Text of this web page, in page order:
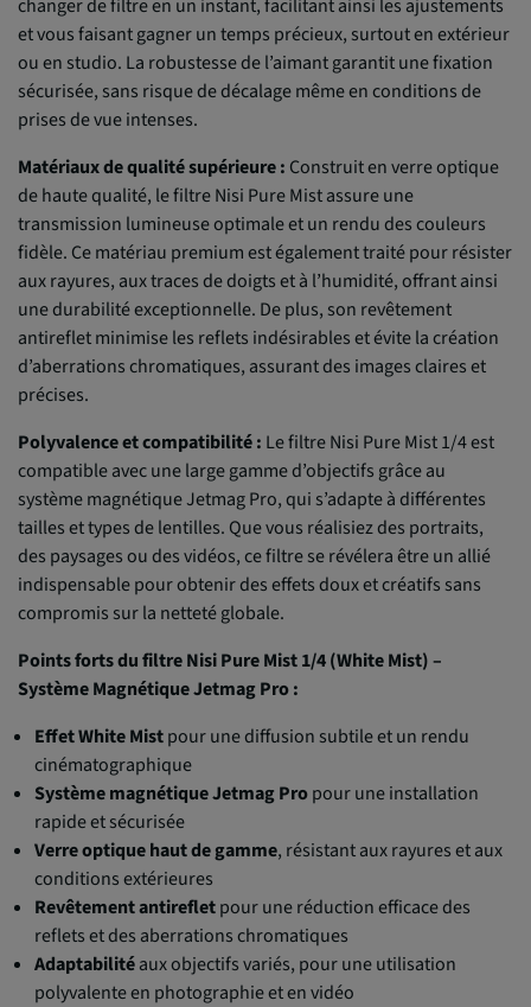
changer de filtre en un instant, facilitant ainsi les ajustements
et vous faisant gagner un temps précieux, surtout en extérieur
ou en studio. La robustesse de l’aimant garantit une fixation
sécurisée, sans risque de décalage même en conditions de
prises de vue intenses.
Matériaux de qualité supérieure : Construit en verre optique
de haute qualité, le filtre Nisi Pure Mist assure une
transmission lumineuse optimale et un rendu des couleurs
fidèle. Ce matériau premium est également traité pour résister
aux rayures, aux traces de doigts et à l’humidité, offrant ainsi
une durabilité exceptionnelle. De plus, son revêtement
antireflet minimise les reflets indésirables et évite la création
d’aberrations chromatiques, assurant des images claires et
précises.
Polyvalence et compatibilité : Le filtre Nisi Pure Mist 1/4 est
compatible avec une large gamme d’objectifs grâce au
système magnétique Jetmag Pro, qui s’adapte à différentes
tailles et types de lentilles. Que vous réalisiez des portraits,
des paysages ou des vidéos, ce filtre se révélera être un allié
indispensable pour obtenir des effets doux et créatifs sans
compromis sur la netteté globale.
Points forts du filtre Nisi Pure Mist 1/4 (White Mist) –
Système Magnétique Jetmag Pro :
Effet White Mistpour une diffusion subtile et un rendu
cinématographique
Système magnétique Jetmag Propour une installation
rapide et sécurisée
Verre optique haut de gamme, résistant aux rayures et aux
conditions extérieures
Revêtement antirefletpour une réduction efficace des
reflets et des aberrations chromatiques
Adaptabilitéaux objectifs variés, pour une utilisation
polyvalente en photographie et en vidéo